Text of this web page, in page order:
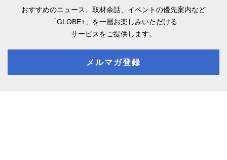
おすすめのニュース、取材余話、 イベントの優先案内など
「GLOBE+」を一層お楽しみいただける
サービスをご提供します。
メルマガ登録